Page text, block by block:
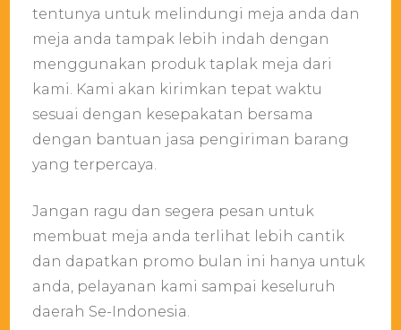
tentunya untuk melindungi meja anda dan
meja anda tampak lebih indah dengan
menggunakan produk taplak meja dari
kami. Kami akan kirimkan tepat waktu
sesuai dengan kesepakatan bersama
dengan bantuan jasa pengiriman barang
yang terpercaya.
Jangan ragu dan segera pesan untuk
membuat meja anda terlihat lebih cantik
dan dapatkan promo bulan ini hanya untuk
anda, pelayanan kami sampai keseluruh
daerah Se-Indonesia.